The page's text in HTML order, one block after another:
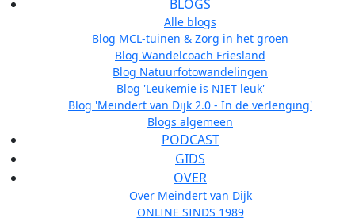
BLOGS
Alle blogs
Blog MCL-tuinen & Zorg in het groen
Blog Wandelcoach Friesland
Blog Natuurfotowandelingen
Blog 'Leukemie is NIET leuk'
Blog 'Meindert van Dijk 2.0 - In de verlenging'
Blogs algemeen
PODCAST
GIDS
OVER
Over Meindert van Dijk
ONLINE SINDS 1989